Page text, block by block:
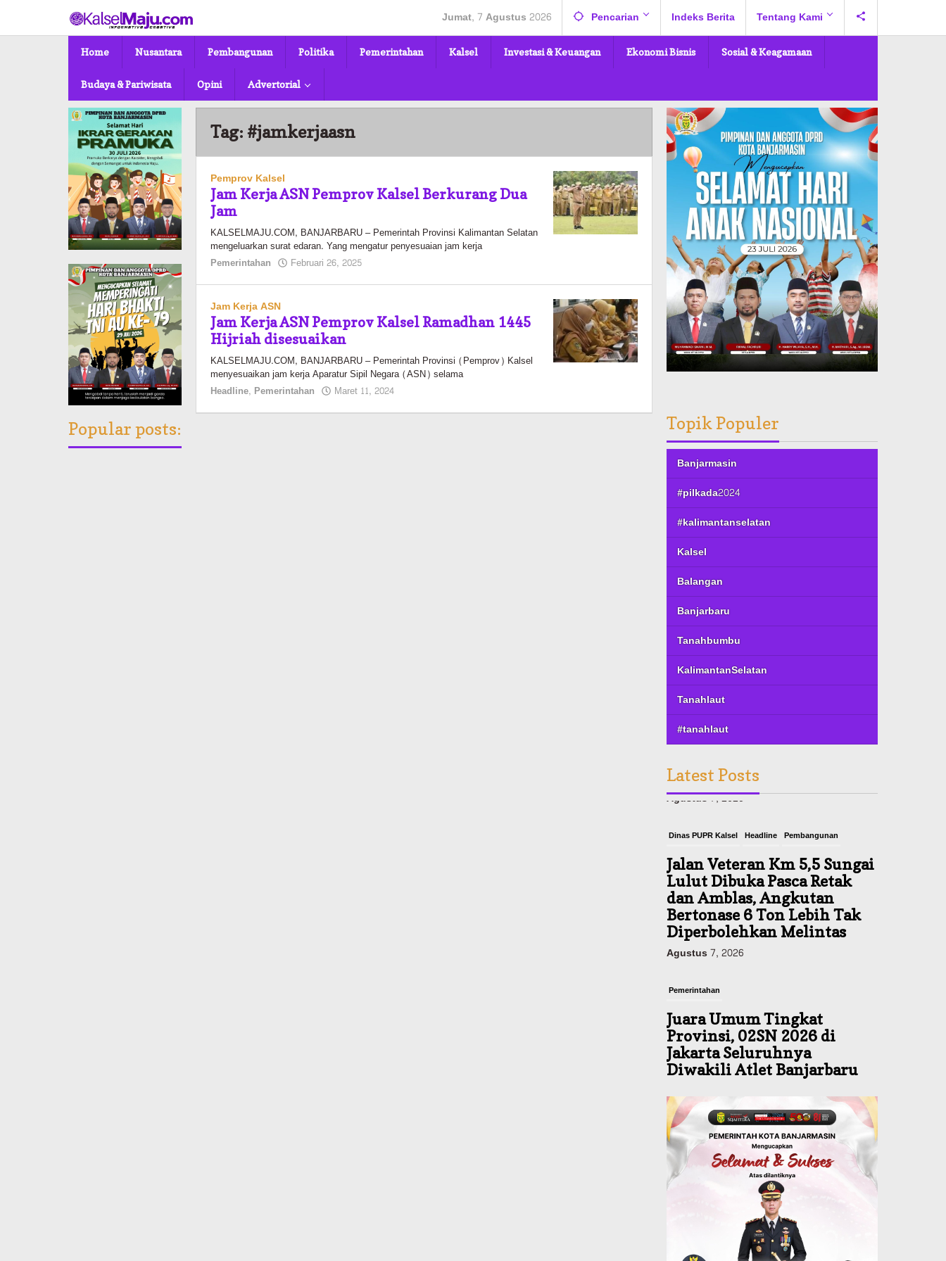
konten
Jumat, 7 Agustus 2026 Pencarian Indeks Berita Tentang Kami
Home Nusantara Pembangunan Politika Pemerintahan Kalsel Investasi & Keuangan Ekonomi Bisnis Sosial & Keagamaan
Budaya & Pariwisata Opini Advertorial
Popular posts:
Tag:#jamkerjaasn
Pemprov Kalsel
Jam Kerja ASN Pemprov Kalsel Berkurang Dua
Jam
KALSELMAJU.COM, BANJARBARU – Pemerintah Provinsi Kalimantan Selatan
mengeluarkan surat edaran. Yang mengatur penyesuaian jam kerja
Pemerintahan
Februari 26, 2025
Jam Kerja ASN
Jam Kerja ASN Pemprov Kalsel Ramadhan 1445
Hijriah disesuaikan
KALSELMAJU.COM, BANJARBARU – Pemerintah Provinsi (Pemprov) Kalsel
menyesuaikan jam kerja Aparatur Sipil Negara (ASN) selama
Headline, Pemerintahan Maret 11, 2024
Pimred Topik Populer
Banjarmasin
#pilkada2024
#kalimantanselatan
Kalsel
Balangan
Banjarbaru
Tanahbumbu
KalimantanSelatan
Tanahlaut
#tanahlaut
Latest Posts
Lulut Dibuka Pasca Retak
dan Amblas, Angkutan
Bertonase 6 Ton Lebih Tak
Diperbolehkan Melintas
Agustus 7, 2026
Provinsi, 02SN 2026 di
Jakarta Seluruhnya
Diwakili Atlet Banjarbaru
Agustus 7, 2026
Headline Investasi & Keuangan
KUA-PPAS 2027 Banjarbaru
Defisit 170 Miliar,
Pendapatan 1,2 Triliun
Belanja 1,37 Triliun, Tutup
Kekurangan dari SiLPA
Agustus 7, 2026